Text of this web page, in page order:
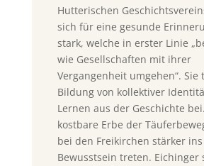
Hutterischen
sich für eine gesunde
stark, welche in erster Linie
wie Gesellschaften mit ihrer
Vergangenheit umgehen“. Sie
Bildung von kollektiver
Lernen aus der Geschichte
kostbare Erbe der
bei den Freikirchen stärker ins
Bewusstsein treten. Eichinger